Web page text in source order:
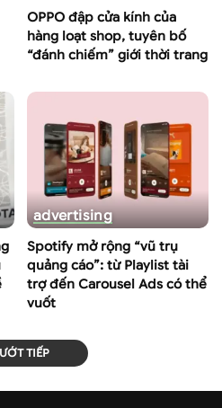
OPPO đập cửa kính của
hàng loạt shop, tuyên bố
“đánh chiếm” giới thời trang
advertising
Spotify mở rộng “vũ trụ
quảng cáo”: từ Playlist tài
trợ đến Carousel Ads có thể
vuốt
TIẾP